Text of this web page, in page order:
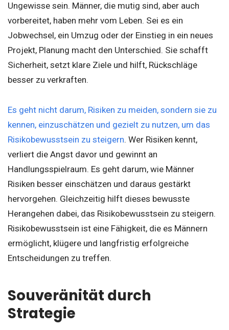
Ungewisse sein. Männer, die mutig sind, aber auch
vorbereitet, haben mehr vom Leben. Sei es ein
Jobwechsel, ein Umzug oder der Einstieg in ein neues
Projekt, Planung macht den Unterschied. Sie schafft
Sicherheit, setzt klare Ziele und hilft, Rückschläge
besser zu verkraften.
Es geht nicht darum, Risiken zu meiden, sondern sie zu
kennen, einzuschätzen und gezielt zu nutzen, um das
Risikobewusstsein zu steigern. Wer Risiken kennt,
verliert die Angst davor und gewinnt an
Handlungsspielraum. Es geht darum, wie Männer
Risiken besser einschätzen und daraus gestärkt
hervorgehen. Gleichzeitig hilft dieses bewusste
Herangehen dabei, das Risikobewusstsein zu steigern.
Risikobewusstsein ist eine Fähigkeit, die es Männern
ermöglicht, klügere und langfristig erfolgreiche
Entscheidungen zu treffen.
Souveränität durch
Strategie